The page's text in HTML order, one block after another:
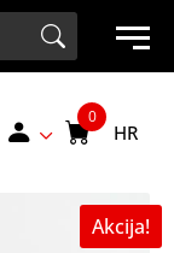
Search Button
HR
Akcija!